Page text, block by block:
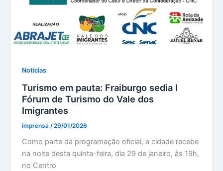
Notícias
Turismo em pauta: Fraiburgo sedia I
Fórum de Turismo do Vale dos
Imigrantes
imprensa /29/01/2026
Como parte da programação oficial, a cidade recebe
na noite desta quinta-feira, dia 29 de janeiro, às 19h,
no Centro